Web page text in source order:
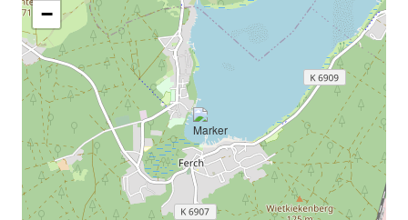
−